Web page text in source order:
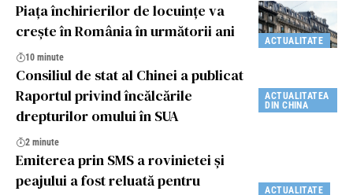
ACTUALITATE
Piața închirierilor de locuințe va
crește în România în următorii ani
10 minute
ACTUALITATEA
DIN CHINA
Consiliul de stat al Chinei a publicat
Raportul privind încălcările
drepturilor omului în SUA
2 minute
ACTUALITATE
Emiterea prin SMS a rovinietei și
peajului a fost reluată pentru